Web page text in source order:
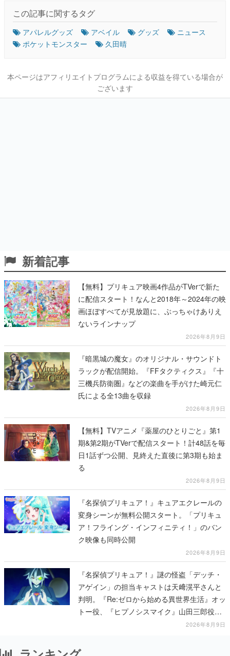
この記事に関するタグ
アパレルグッズ アベイル グッズ
ニュース
ポケットモンスター
久田晴
本ページはアフィリエイトプログラムによる収益を得ている場合が
ございます
新着記事
【無料】プリキュア映画4作品がTVerで新た
に配信スタート！なんと2018年～2024年の映
画ほぼすべてが見放題に、ぶっちゃけありえ
ないラインナップ
2026年8月9日
『暗黒城の魔女』のオリジナル・サウンドト
ラックが配信開始。『FFタクティクス』『十
三機兵防衛圏』などの楽曲を手がけた崎元仁
氏による全13曲を収録
2026年8月9日
【無料】TVアニメ『薬屋のひとりごと』第1
期&第2期がTVerで配信スタート！計48話を毎
日1話ずつ公開、見終えた直後に第3期も始ま
る
2026年8月9日
『名探偵プリキュア！』キュアエクレールの
変身シーンが無料公開スタート。「プリキュ
ア！フライング・インフィニティ！」のバン
ク映像も同時公開
2026年8月9日
『名探偵プリキュア！』謎の怪盗「デッチ・
アゲイン」の担当キャストは天﨑滉平さんと
判明。『Re:ゼロから始める異世界生活』オッ
トー役、『ヒプノシスマイク』山田三郎役な
2026年8月9日